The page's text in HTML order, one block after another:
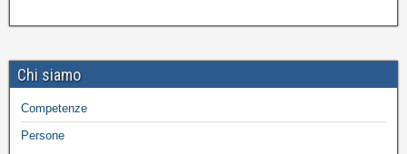
Chi siamo
Competenze
Persone